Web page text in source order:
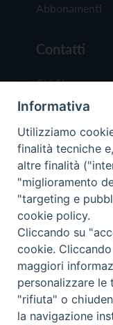
Abbonamenti
Contatti
Chi Siamo
Redazione
Scrivici
Copyright ©
Trentina
Privacy Policy
Informativa
Utilizziamo
finalità tecniche
altre finalità
"miglioramento
"targeting e
cookie policy.
Cliccando su
cookie.
maggiori
personalizzare le
"rifiuta" o
la navigazione